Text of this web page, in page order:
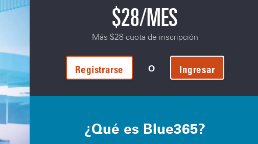
$28/MES
Más $28 cuota de inscripción
Registrarse O Ingresar
¿Qué es Blue365?